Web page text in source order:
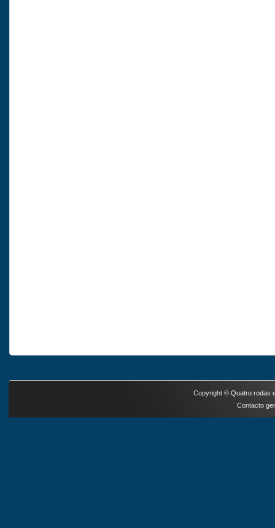
Copyright © Quatro rodas
Contacto